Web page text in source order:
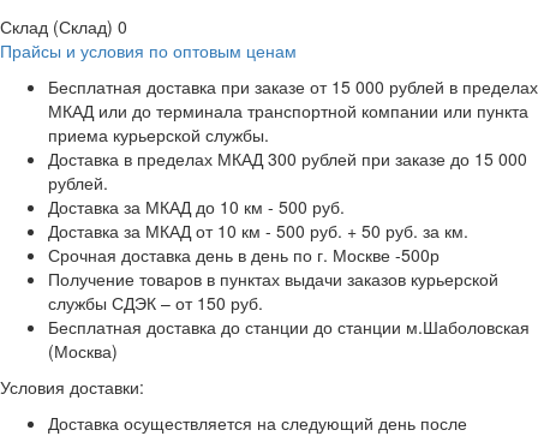
Склад (Склад) 0
Прайсы и условия по оптовым ценам
Бесплатная доставка при заказе от 15 000 рублей в пределах
МКАД или до терминала транспортной компании или пункта
приема курьерской службы.
Доставка в пределах МКАД 300 рублей при заказе до 15 000
рублей.
Доставка за МКАД до 10 км - 500 руб.
Доставка за МКАД от 10 км - 500 руб. + 50 руб. за км.
Срочная доставка день в день по г. Москве -500р
Получение товаров в пунктах выдачи заказов курьерской
службы СДЭК – от 150 руб.
Бесплатная доставка до станции до станции м.Шаболовская
(Москва)
Условия доставки:
Доставка осуществляется на следующий день после